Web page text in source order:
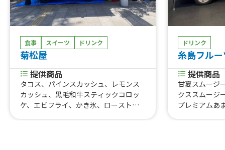
食事 スイーツ ドリンク
菊松屋
提供商品
タコス、パインスカッシュ、レモンス
カッシュ、黒毛和牛スティックコロッ
ケ、エビフライ、かき氷、ローストビ
ドリンク
糸島フル
提供商品
甘夏スムージ
クススムージ
プレミアムあ